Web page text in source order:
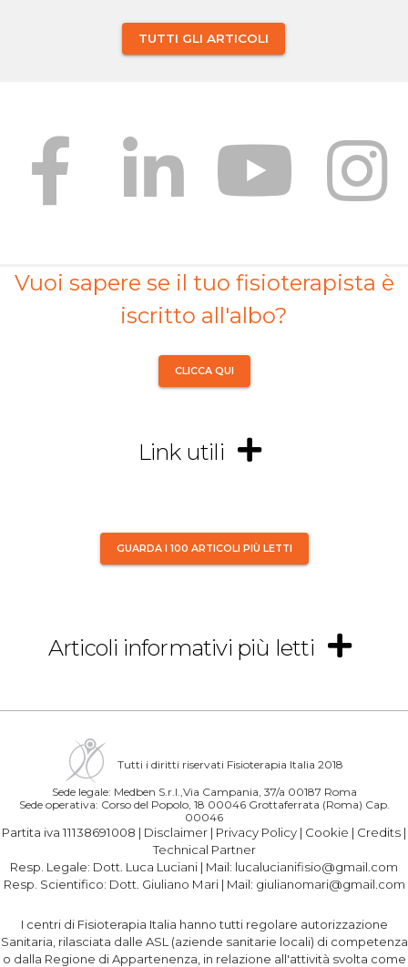
TUTTI GLI ARTICOLI
Vuoi sapere se il tuo fisioterapista è
iscritto all'albo?
CLICCA QUI
Link utili
GUARDA I 100 ARTICOLI PIÙ LETTI
Articoli informativi più letti
Tutti i diritti riservati Fisioterapia Italia 2018
Sede legale: Medben S.r.l.,Via Campania, 37/a 00187 Roma
Sede operativa: Corso del Popolo, 18 00046 Grottaferrata (Roma) Cap.
00046
Partita iva 11138691008 | Disclaimer | Privacy Policy | Cookie | Credits |
Technical Partner
Resp. Legale: Dott. Luca Luciani | Mail: lucalucianifisio@gmail.com
Resp. Scientifico: Dott. Giuliano Mari| Mail: giulianomari@gmail.com
I centri di Fisioterapia Italia hanno tutti regolare autorizzazione
Sanitaria, rilasciata dalle ASL (aziende sanitarie locali) di competenza
o dalla Regione di Appartenenza, in relazione all'attività svolta come